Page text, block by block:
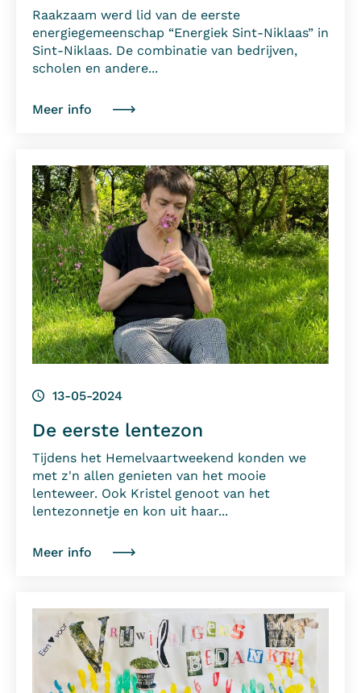
Raakzaam werd lid van de eerste
energiegemeenschap “Energiek Sint-Niklaas” in
Sint-Niklaas. De combinatie van bedrijven,
scholen en andere...
Meer info
13-05-2024
De eerste lentezon
Tijdens het Hemelvaartweekend konden we
met z'n allen genieten van het mooie
lenteweer. Ook Kristel genoot van het
lentezonnetje en kon uit haar...
Meer info